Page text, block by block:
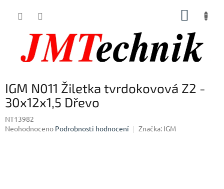
IGM N011 Žiletka tvrdokovová Z2 -
30x12x1,5 Dřevo
NT13982
Průměrné
Neohodnoceno Podrobnosti hodnocení Značka: IGM